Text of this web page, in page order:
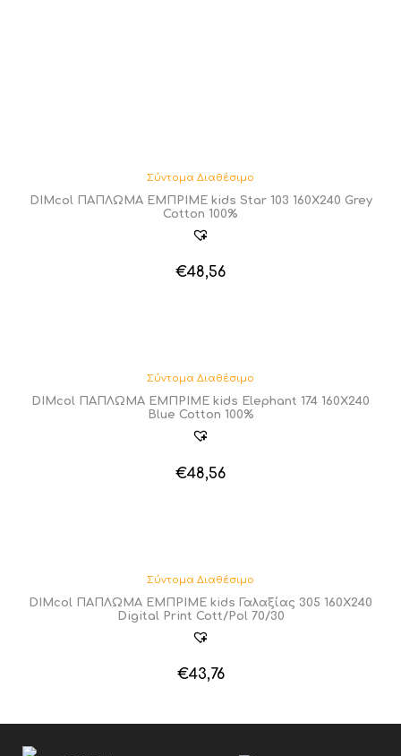
Σύντομα Διαθέσιμο
DIMcol ΠΑΠΛΩΜΑ ΕΜΠΡΙΜΕ kids Star 103 160Χ240 Grey
Cotton 100%
€48,56
Σύντομα Διαθέσιμο
DIMcol ΠΑΠΛΩΜΑ ΕΜΠΡΙΜΕ kids Elephant 174 160Χ240
Blue Cotton 100%
€48,56
Σύντομα Διαθέσιμο
DIMcol ΠΑΠΛΩΜΑ ΕΜΠΡΙΜΕ kids Γαλαξίας 305 160Χ240
Digital Print Cott/Pol 70/30
€43,76